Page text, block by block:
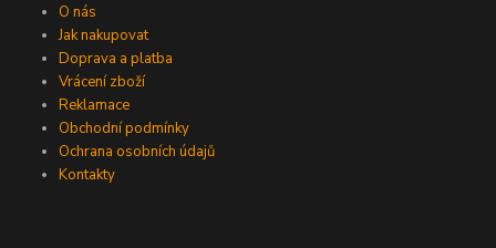
O nás
Jak nakupovat
Doprava a platba
Vrácení zboží
Reklamace
Obchodní podmínky
Ochrana osobních údajů
Kontakty